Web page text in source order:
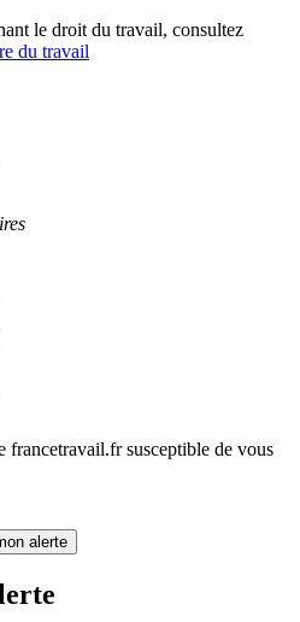
le droit du travail, consultez
du travail
francetravail.fr susceptible de vous
alerte